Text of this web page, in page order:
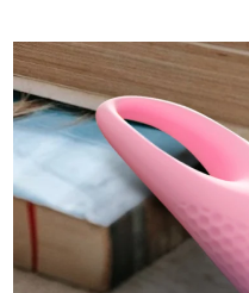
LUNA™ 4
For men,
LUNA™
For young
BEAR™
面部提拉護
Premium
UFO™ 3
Near-
device
UFO™ 3
Red light
issa™ 4
Smart
issa™ 4
Hybrid
FAQ™ 101
Clinical anti-
FAQ™ 201
LED mask
保加利亞
加拿大
智利
中國
哥倫比亞